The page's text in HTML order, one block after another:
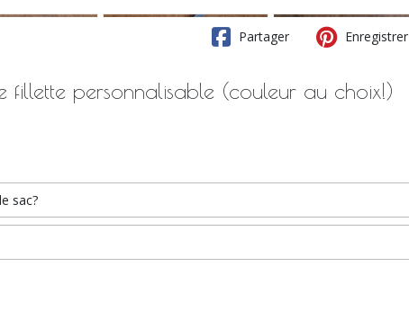
Partager Enregistrer
personnalisable (couleur au choix!)